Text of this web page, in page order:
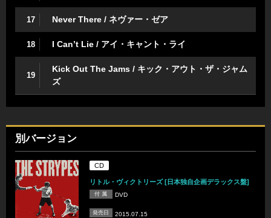
17 Never There / ネヴァー・ゼア
18 I Can’t Lie / アイ・キャント・ライ
19
Kick Out The Jams / キック・アウト・ザ・ジャム
ズ
別バージョン
CD
リトル・ヴィクトリーズ [日本独自企画デラックス盤]
付 属 DVD
発売日 2015.07.15